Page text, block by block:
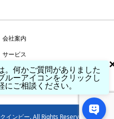
会社案内
サービス
問い合わせ
特商法
インビー. All Rights Reserved.
。何かご質問がありました
ルーアイコンをクリックし
にご相談ください。